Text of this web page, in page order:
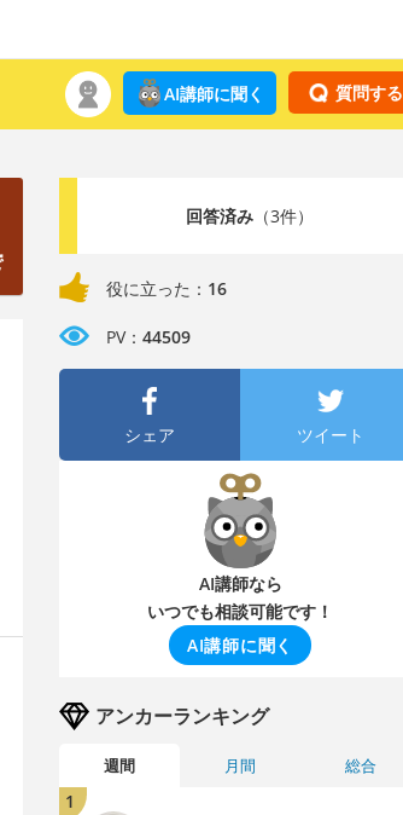
質問する
AI講師に聞く
回答済み（3件）
役に立った： 16
PV： 44509
シェア ツイート
AI講師なら
いつでも相談可能です！
AI講師に聞く
アンカーランキング
週間 月間 総合
1